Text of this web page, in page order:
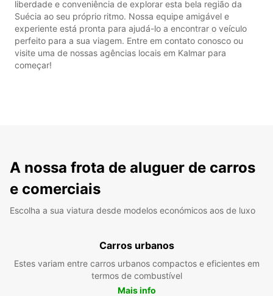
liberdade e conveniência de explorar esta bela região da
Suécia ao seu próprio ritmo. Nossa equipe amigável e
experiente está pronta para ajudá-lo a encontrar o veículo
perfeito para a sua viagem. Entre em contato conosco ou
visite uma de nossas agências locais em Kalmar para
começar!
A nossa frota de aluguer de carros
e comerciais
Escolha a sua viatura desde modelos económicos aos de luxo
Carros urbanos
Estes variam entre carros urbanos compactos e eficientes em
termos de combustível
Mais info